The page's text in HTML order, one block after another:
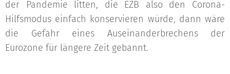
der Pandemie litten, die EZB also den Corona-
Hilfsmodus einfach konservieren würde, dann wäre
die Gefahr eines Auseinanderbrechens der
Eurozone für längere Zeit gebannt.